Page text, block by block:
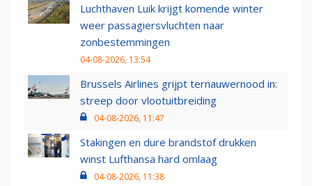
Luchthaven Luik krijgt komende winter
weer passagiersvluchten naar
zonbestemmingen
04-08-2026, 13:54
Brussels Airlines grijpt ternauwernood in:
streep door vlootuitbreiding
04-08-2026, 11:47
Stakingen en dure brandstof drukken
winst Lufthansa hard omlaag
04-08-2026, 11:38